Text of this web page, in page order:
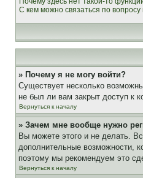
С кем можно связаться по
» Почему я не могу войти?
Существует несколько
не был ли вам закрыт доступ к
Вернуться к началу
» Зачем мне вообще нужно
Вы можете этого и не делать.
дополнительные возможности,
поэтому мы рекомендуем это
Вернуться к началу